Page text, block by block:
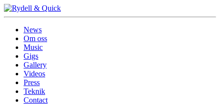
News
Om oss
Music
Gigs
Gallery
Videos
Press
Teknik
Contact